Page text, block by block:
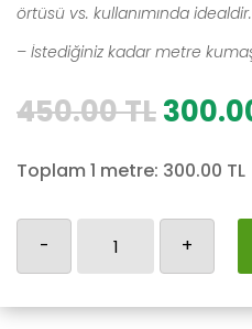
örtüsü vs. kullanımında idealdir.
– İstediğiniz kadar metre
450.00TL
Toplam 1 metre: 300.00 TL
- +